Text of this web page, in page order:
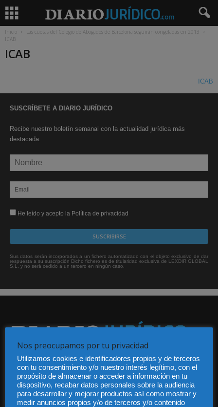
Inicio
Las cuotas del Colegio de Abogados de Barcelona seguirán congeladas en 2013
ICAB
ICAB
ICAB
SUSCRÍBETE A DIARIO JURÍDICO
Recibe nuestro boletín semanal con la actualidad jurídica más
destacada.
He leído y acepto la Política de privacidad
Sus datos serán incorporados a un fichero automatizado con el objeto exclusivo de dar
respuesta a su suscripción Dicho fichero es de titularidad exclusiva de LEXDIR GLOBAL
S.L. y no será cedido a un tercero en ningún caso.
Audiencia y Publicidad
Quiénes somos
Legal
Privacidad
Contacto
Nos preocupamos por tu privacidad
Utilizamos cookies e identificadores propios y de terceros
con tu consentimiento y/o nuestro interés legítimo, con el
propósito de almacenar o acceder a información en tu
dispositivo, recabar datos personales sobre la audiencia
para desarrollar y mejorar productos así como mostrar y
medir anuncios propios y/o de terceros y/o contenido